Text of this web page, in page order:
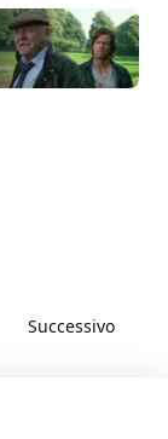
Successivo